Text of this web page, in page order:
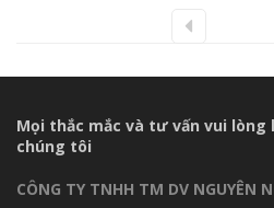
Mọi thắc mắc và tư vấn vui
chúng tôi
CÔNG TY TNHH TM DV NGUYÊN